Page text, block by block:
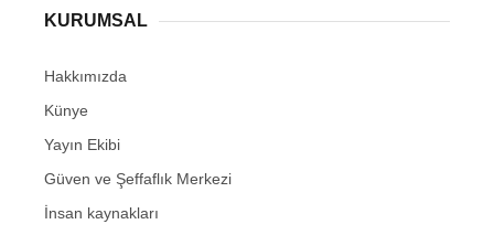
KURUMSAL
Hakkımızda
Künye
Yayın Ekibi
Güven ve Şeffaflık Merkezi
İnsan kaynakları